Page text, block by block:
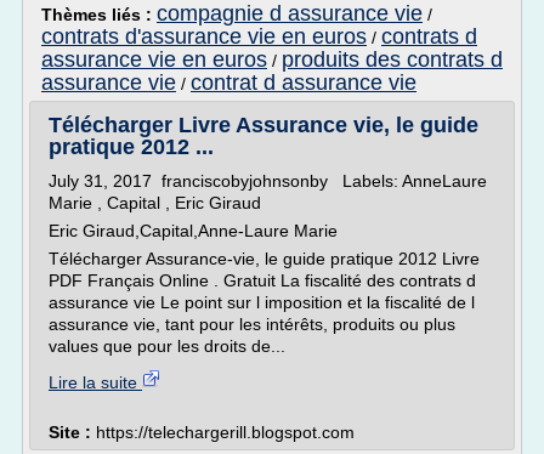
Thèmes liés : compagnie d assurance vie /
contrats d'assurance vie en euros / contrats d
assurance vie en euros / produits des contrats d
assurance vie / contrat d assurance vie
Télécharger Livre Assurance vie, le guide
pratique 2012 ...
July 31, 2017 franciscobyjohnsonby Labels: AnneLaure
Marie , Capital , Eric Giraud
Eric Giraud,Capital,Anne-Laure Marie
Télécharger Assurance-vie, le guide pratique 2012 Livre
PDF Français Online . Gratuit La fiscalité des contrats d
assurance vie Le point sur l imposition et la fiscalité de l
assurance vie, tant pour les intérêts, produits ou plus
values que pour les droits de...
Lire la suite
Site : https://telechargerill.blogspot.com